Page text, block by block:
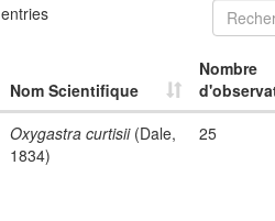
entries
Nom Scientifique
Nombre
Oxygastra curtisii(Dale,
1834)
25